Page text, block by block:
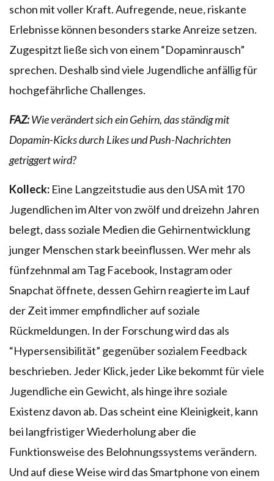
schon mit voller Kraft. Aufregende, neue, riskante
Erlebnisse können besonders starke Anreize setzen.
Zugespitzt ließe sich von einem “Dopaminrausch”
sprechen. Deshalb sind viele Jugendliche anfällig für
hochgefährliche Challenges.
FAZ:Wie verändert sich ein Gehirn, das ständig mit
Dopamin-Kicks durch Likes und Push-Nachrichten
getriggert wird?
Kolleck: Eine Langzeitstudie aus den USA mit 170
Jugendlichen im Alter von zwölf und dreizehn Jahren
belegt, dass soziale Medien die Gehirnentwicklung
junger Menschen stark beeinflussen. Wer mehr als
fünfzehnmal am Tag Facebook, Instagram oder
Snapchat öffnete, dessen Gehirn reagierte im Lauf
der Zeit immer empfindlicher auf soziale
Rückmeldungen. In der Forschung wird das als
“Hypersensibilität” gegenüber sozialem Feedback
beschrieben. Jeder Klick, jeder Like bekommt für viele
Jugendliche ein Gewicht, als hinge ihre soziale
Existenz davon ab. Das scheint eine Kleinigkeit, kann
bei langfristiger Wiederholung aber die
Funktionsweise des Belohnungssystems verändern.
Und auf diese Weise wird das Smartphone von einem